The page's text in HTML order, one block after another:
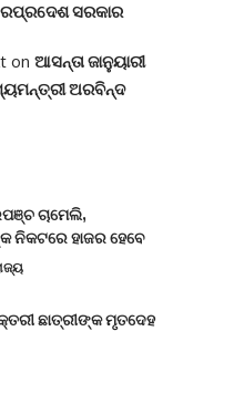
ସରକାର
on ଆସନ୍ତା ଜାନୁୟାରୀ
ଅରବିନ୍ଦ
ଚାମେଲି,
ନିକଟରେ ହାଜର ହେବେ
ଛାତ୍ରୀଙ୍କ ମୃତଦେହ